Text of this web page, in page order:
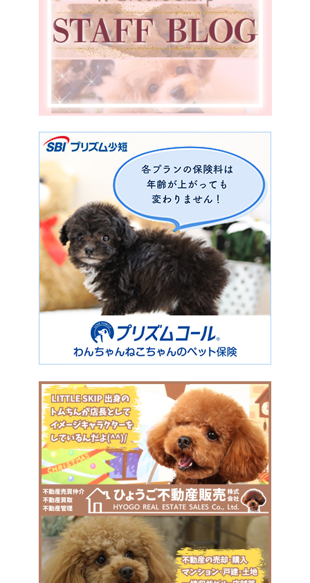
福岡県
宮崎県
鹿児島県
香川県